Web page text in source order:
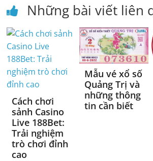
Những bài viết liên
Cách chơi
sảnh Casino
Live 188Bet:
Trải nghiệm
trò chơi đỉnh
cao
Mẫu vé xổ số
Quảng Trị và
những thông
tin cần biết